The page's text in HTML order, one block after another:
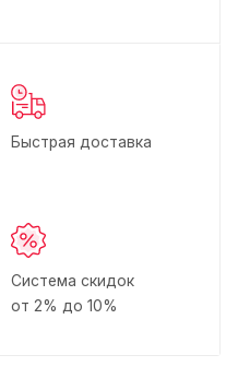
Быстрая доставка
Система скидок
от 2% до 10%